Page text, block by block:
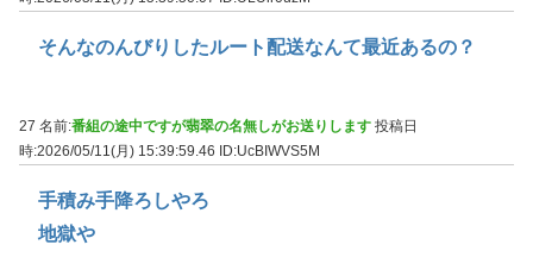
そんなのんびりしたルート配送なんて最近あるの？
27 名前:番組の途中ですが翡翠の名無しがお送りします 投稿日
時:2026/05/11(月) 15:39:59.46 ID:UcBIWVS5M
手積み手降ろしやろ
地獄や